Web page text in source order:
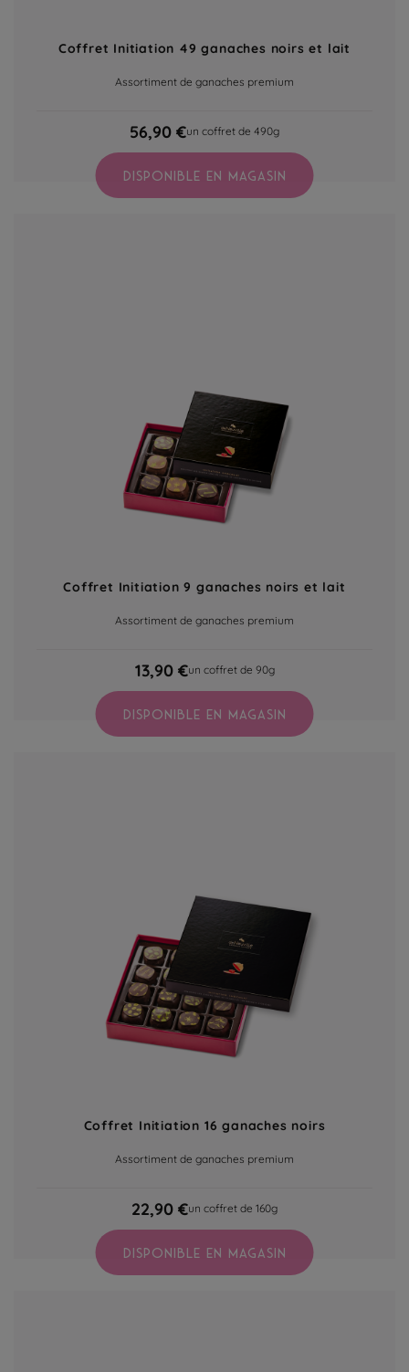
Coffret Initiation 49 ganaches noirs et lait
Assortiment de ganaches premium
56,90 €un coffret de 490g
DISPONIBLE EN MAGASIN
Coffret Initiation 9 ganaches noirs et lait
Assortiment de ganaches premium
13,90 €un coffret de 90g
DISPONIBLE EN MAGASIN
Coffret Initiation 16 ganaches noirs
Assortiment de ganaches premium
22,90 €un coffret de 160g
DISPONIBLE EN MAGASIN